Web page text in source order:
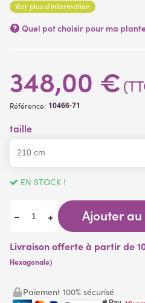
Voir plus d'information
Quel pot choisir pour ma
348,00 €
Référence: 10466-71
taille
EN STOCK !
- + Ajouter
Livraison offerte à partir de
Hexagonale)
Paiement 100% sécurisé